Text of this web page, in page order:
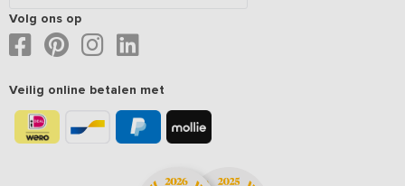
Volg ons op
Veilig online betalen met